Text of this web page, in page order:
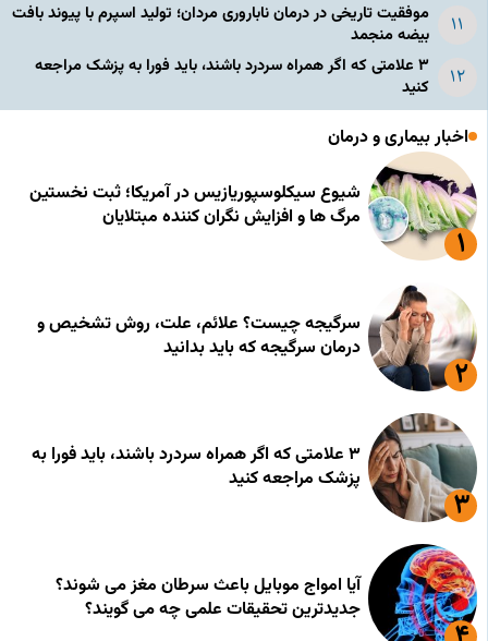
موفقیت تاریخی در درمان ناباروری مردان؛ تولید اسپرم با پیوند بافت
بیضه منجمد
۳ علامتی که اگر همراه سردرد باشند، باید فورا به پزشک مراجعه
کنید
اخبار بیماری و درمان
شیوع سیکلوسپوریازیس در آمریکا؛ ثبت نخستین
مرگ ها و افزایش نگران کننده مبتلایان
سرگیجه چیست؟ علائم، علت، روش تشخیص و
درمان سرگیجه که باید بدانید
۳ علامتی که اگر همراه سردرد باشند، باید فورا به
پزشک مراجعه کنید
آیا امواج موبایل باعث سرطان مغز می شوند؟
جدیدترین تحقیقات علمی چه می گویند؟